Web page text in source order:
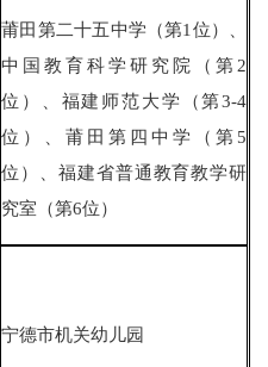
莆田第二十五中学（第1位）、
中国教育科学研究院（第2
位）、福建师范大学（第3-4
位）、莆田第四中学（第5
位）、福建省普通教育教学研
究室（第6位）
宁德市机关幼儿园